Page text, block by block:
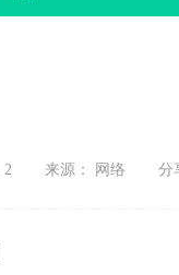
2 来源： 网络 分